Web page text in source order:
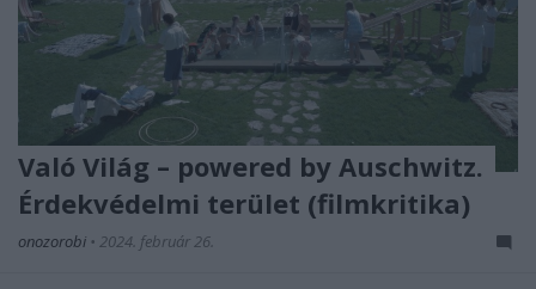
Való Világ – powered by Auschwitz.
Érdekvédelmi terület (filmkritika)
onozorobi • 2024. február 26.